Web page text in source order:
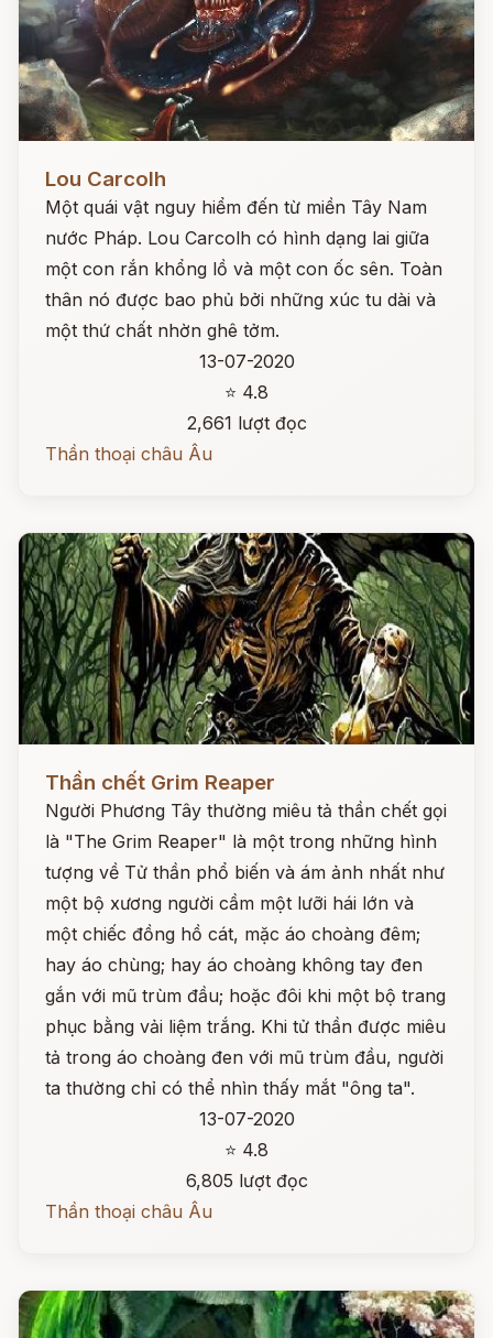
Lou Carcolh
Một quái vật nguy hiểm đến từ miền Tây Nam
nước Pháp. Lou Carcolh có hình dạng lai giữa
một con rắn khổng lồ và một con ốc sên. Toàn
thân nó được bao phủ bởi những xúc tu dài và
một thứ chất nhờn ghê tởm.
13-07-2020
⭐ 4.8
2,661 lượt đọc
Thần thoại châu Âu
Đọc ngay
Thần chết Grim Reaper
Người Phương Tây thường miêu tả thần chết gọi
là "The Grim Reaper" là một trong những hình
tượng về Tử thần phổ biến và ám ảnh nhất như
một bộ xương người cầm một lưỡi hái lớn và
một chiếc đồng hồ cát, mặc áo choàng đêm;
hay áo chùng; hay áo choàng không tay đen
gắn với mũ trùm đầu; hoặc đôi khi một bộ trang
phục bằng vải liệm trắng. Khi tử thần được miêu
tả trong áo choàng đen với mũ trùm đầu, người
ta thường chỉ có thể nhìn thấy mắt "ông ta".
13-07-2020
⭐ 4.8
6,805 lượt đọc
Thần thoại châu Âu